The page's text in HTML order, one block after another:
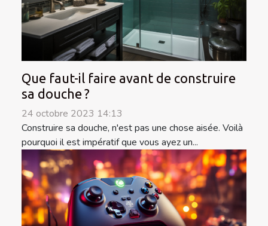
Que faut-il faire avant de construire
sa douche ?
24 octobre 2023 14:13
Construire sa douche, n'est pas une chose aisée. Voilà
pourquoi il est impératif que vous ayez un...